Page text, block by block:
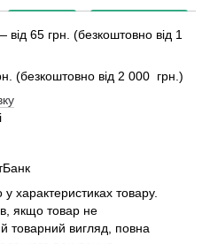
65 грн. (безкоштовно від 1
(безкоштовно від 2 000 грн.)
характеристиках товару.
якщо товар не
товарний вигляд, повна